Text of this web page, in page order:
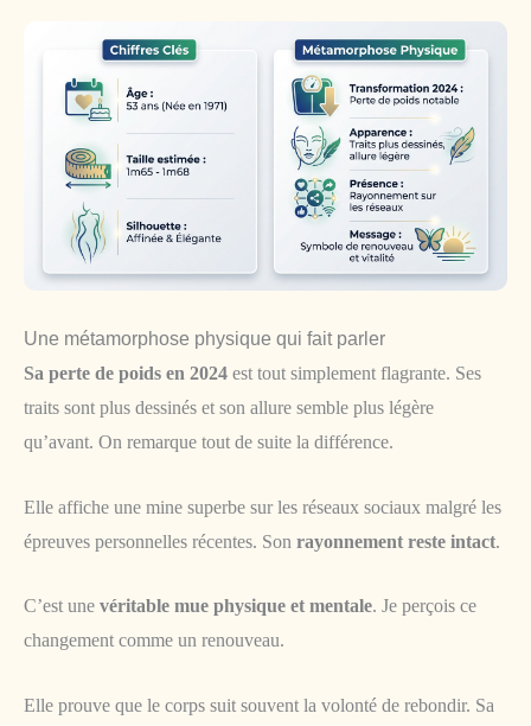
Une métamorphose physique qui fait parler
Sa perte de poids en 2024 est tout simplement flagrante. Ses
traits sont plus dessinés et son allure semble plus légère
qu’avant. On remarque tout de suite la différence.
Elle affiche une mine superbe sur les réseaux sociaux malgré les
épreuves personnelles récentes. Son rayonnement reste intact.
C’est une véritable mue physique et mentale. Je perçois ce
changement comme un renouveau.
Elle prouve que le corps suit souvent la volonté de rebondir. Sa